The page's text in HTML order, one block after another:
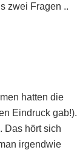
zwei Fragen ..
hatten die
Eindruck gab!).
Das hört sich
irgendwie